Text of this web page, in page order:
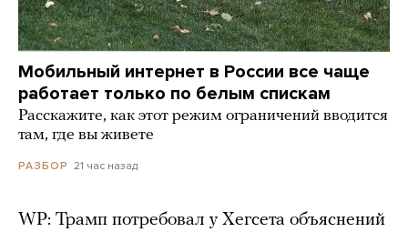
Мобильный интернет в России все чаще
работает только по белым спискам
Расскажите, как этот режим ограничений вводится
там, где вы живете
РАЗБОР 21 час назад
WP: Трамп потребовал у Хегсета объяснений